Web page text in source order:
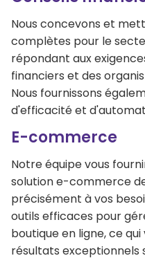
Nous concevons et
complètes pour le
répondant aux
financiers et des
Nous fournissons
d'efficacité et
E-commerce
Notre équipe vous
solution e-commerce
précisément à vos
outils efficaces pour
boutique en ligne, ce
résultats exceptionnels